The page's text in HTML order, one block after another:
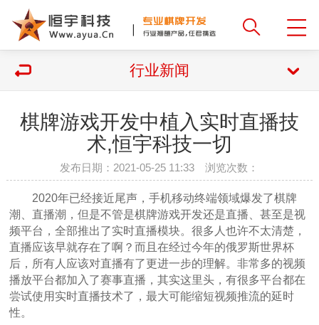
行业新闻
棋牌游戏开发中植入实时直播技
术,恒宇科技一切
发布日期：2021-05-25 11:33 浏览次数：
2020年已经接近尾声，手机移动终端领域爆发了棋牌
潮、直播潮，但是不管是棋牌游戏开发还是直播、甚至是视
频平台，全部推出了实时直播模块。很多人也许不太清楚，
直播应该早就存在了啊？而且在经过今年的俄罗斯世界杯
后，所有人应该对直播有了更进一步的理解。非常多的视频
播放平台都加入了赛事直播，其实这里头，有很多平台都在
尝试使用实时直播技术了，最大可能缩短视频推流的延时
性。